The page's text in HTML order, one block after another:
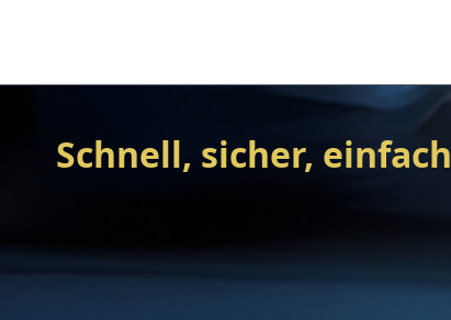
Schnell, sicher, einfach